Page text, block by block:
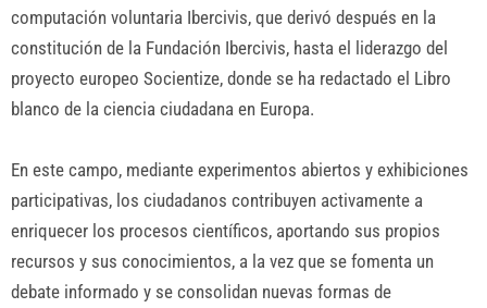
computación voluntaria Ibercivis, que derivó después en la
constitución de la Fundación Ibercivis, hasta el liderazgo del
proyecto europeo Socientize, donde se ha redactado el Libro
blanco de la ciencia ciudadana en Europa.
En este campo, mediante experimentos abiertos y exhibiciones
participativas, los ciudadanos contribuyen activamente a
enriquecer los procesos científicos, aportando sus propios
recursos y sus conocimientos, a la vez que se fomenta un
debate informado y se consolidan nuevas formas de